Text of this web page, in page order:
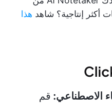
هذا
الاصطناعي: قم